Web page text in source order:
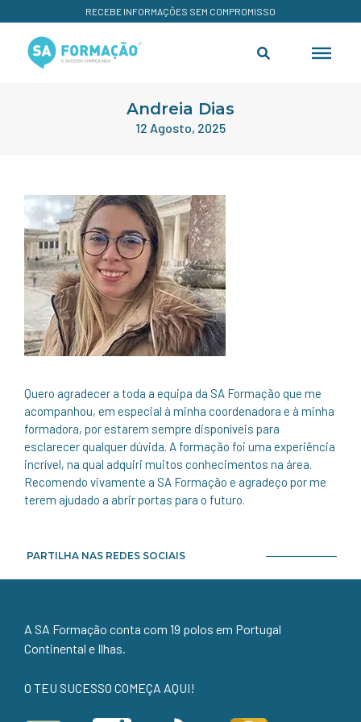
RECEBE INFORMAÇÕES SEM COMPROMISSO
Andreia Dias
12 Agosto, 2025
Quero agradecer a toda a equipa da SA Formação que me
acompanhou, em especial à minha coordenadora e à minha
formadora, por estarem sempre disponíveis para
esclarecer qualquer dúvida. A formação foi uma experiência
incrível, na qual adquiri muitos conhecimentos na área.
Recomendo vivamente a SA Formação e agradeço por me
terem ajudado a abrir portas para o futuro.
PARTILHA NAS REDES SOCIAIS
A SA Formação conta com 19 polos em Portugal
Continental e Ilhas.
O TEU SUCESSO COMEÇA AQUI!